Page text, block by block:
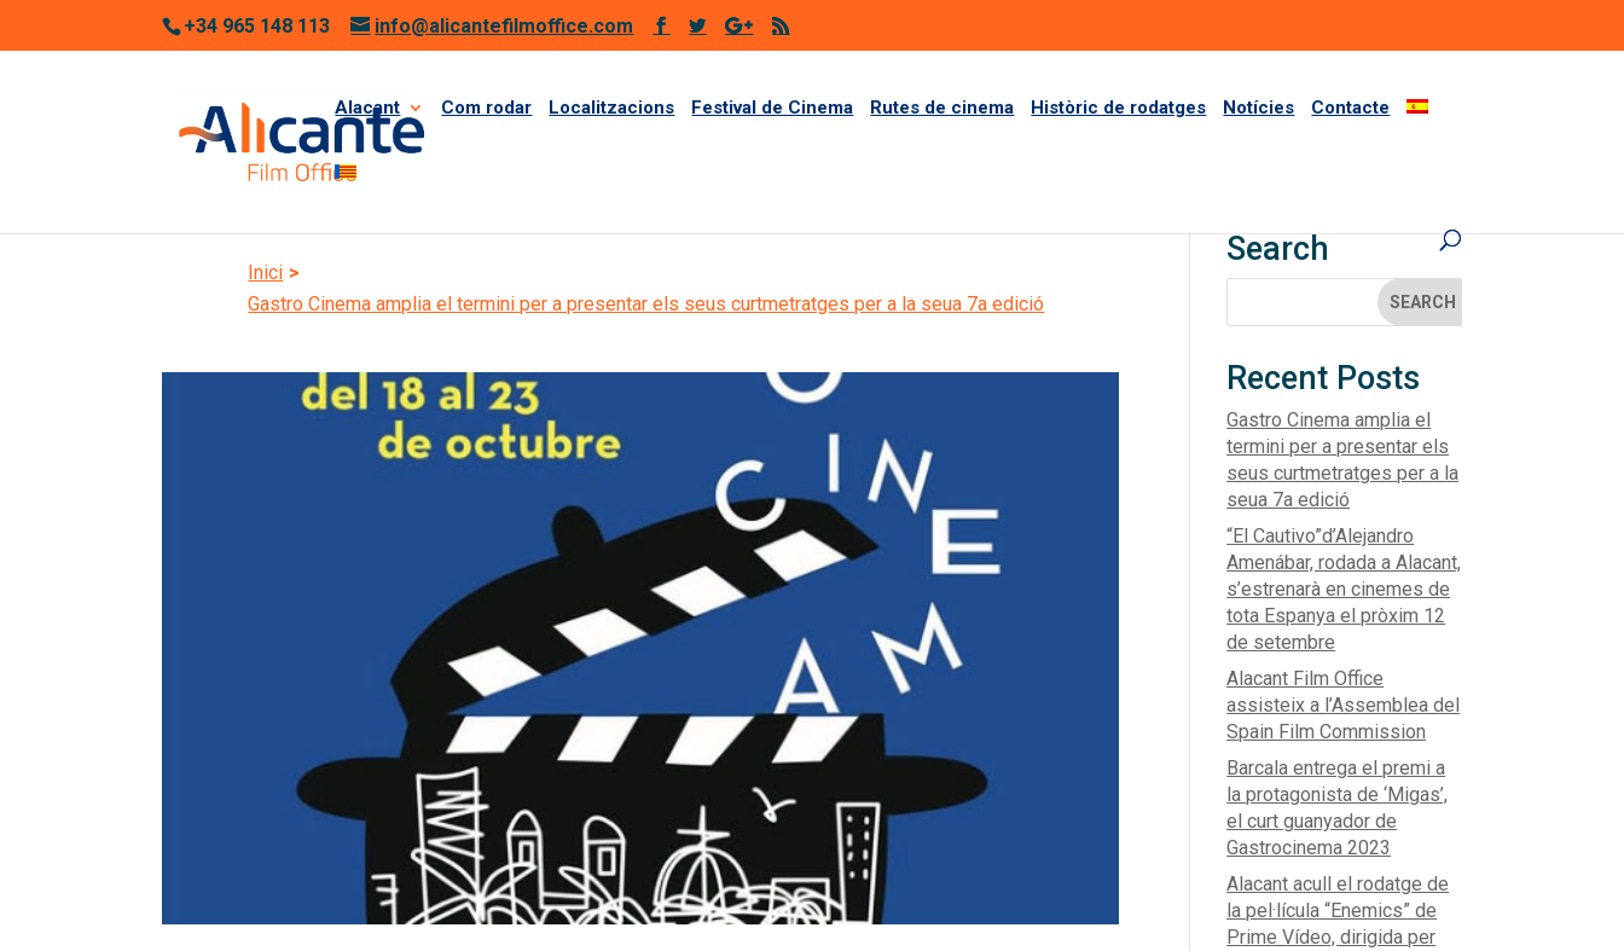
+34 965 148 113 info@alicantefilmoffice.com
Alacant Com rodar Localitzacions Festival de Cinema Rutes de cinema Històric de rodatges Notícies Contacte
Inici >
Gastro Cinema amplia el termini per a presentar els seus curtmetratges per a la seua 7a edició
Search
Recent Posts
Gastro Cinema amplia el
termini per a presentar els
seus curtmetratges per a la
seua 7a edició
“El Cautivo”d’Alejandro
Amenábar, rodada a Alacant,
s’estrenarà en cinemes de
tota Espanya el pròxim 12
de setembre
Alacant Film Office
assisteix a l’Assemblea del
Spain Film Commission
Barcala entrega el premi a
la protagonista de ‘Migas’,
el curt guanyador de
Gastrocinema 2023
Alacant acull el rodatge de
la pel·lícula “Enemics” de
Prime Vídeo, dirigida per